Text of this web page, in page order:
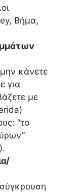
Βήμα,
κάνετε
για
με
“το